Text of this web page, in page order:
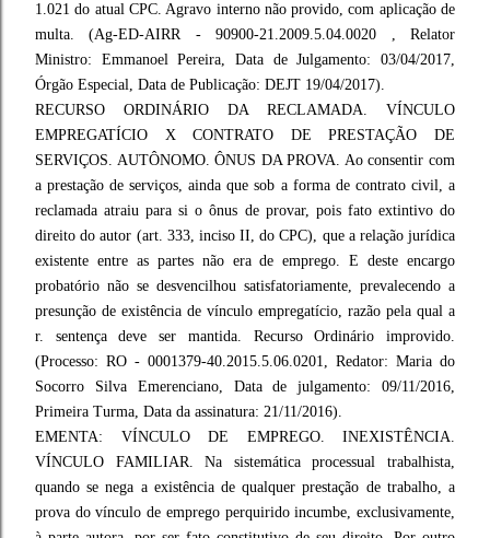
1.021 do atual CPC. Agravo interno não provido, com aplicação de
multa. (Ag-ED-AIRR - 90900-21.2009.5.04.0020 , Relator
Ministro: Emmanoel Pereira, Data de Julgamento: 03/04/2017,
Órgão Especial, Data de Publicação: DEJT 19/04/2017).
RECURSO ORDINÁRIO DA RECLAMADA. VÍNCULO
EMPREGATÍCIO X CONTRATO DE PRESTAÇÃO DE
SERVIÇOS. AUTÔNOMO. ÔNUS DA PROVA. Ao consentir com
a prestação de serviços, ainda que sob a forma de contrato civil, a
reclamada atraiu para si o ônus de provar, pois fato extintivo do
direito do autor (art. 333, inciso II, do CPC), que a relação jurídica
existente entre as partes não era de emprego. E deste encargo
probatório não se desvencilhou satisfatoriamente, prevalecendo a
presunção de existência de vínculo empregatício, razão pela qual a
r. sentença deve ser mantida. Recurso Ordinário improvido.
(Processo: RO - 0001379-40.2015.5.06.0201, Redator: Maria do
Socorro Silva Emerenciano, Data de julgamento: 09/11/2016,
Primeira Turma, Data da assinatura: 21/11/2016).
EMENTA: VÍNCULO DE EMPREGO. INEXISTÊNCIA.
VÍNCULO FAMILIAR. Na sistemática processual trabalhista,
quando se nega a existência de qualquer prestação de trabalho, a
prova do vínculo de emprego perquirido incumbe, exclusivamente,